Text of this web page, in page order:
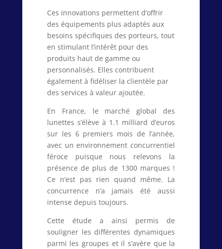
Ces innovations permettent d’offrir
des équipements plus adaptés aux
besoins spécifiques des porteurs, tout
en stimulant l’intérêt pour des
produits haut de gamme ou
personnalisés. Elles contribuent
également à fidéliser la clientèle par
des services à valeur ajoutée.
En France, le marché global des
lunettes s’élève à 1.1 milliard d’euros
sur les 6 premiers mois de l’année,
avec un environnement concurrentiel
féroce puisque nous relevons la
présence de plus de 1300 marques !
Ce n’est pas rien quand même. La
concurrence n’a jamais été aussi
intense depuis toujours.
Cette étude a ainsi permis de
souligner les différentes dynamiques
parmi les groupes et il s’avère que la